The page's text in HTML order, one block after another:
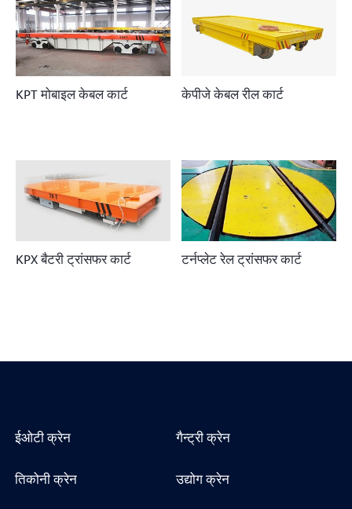
KPT मोबाइल केबल कार्ट केपीजे केबल रील कार्ट
KPX बैटरी ट्रांसफर कार्ट टर्नप्लेट रेल ट्रांसफर कार्ट
ईओटी क्रेन
गैन्ट्री क्रेन
तिकोनी क्रेन
उद्योग क्रेन